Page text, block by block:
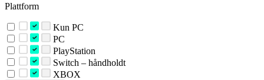
Plattform
Kun PC
PC
PlayStation
Switch – håndholdt
XBOX